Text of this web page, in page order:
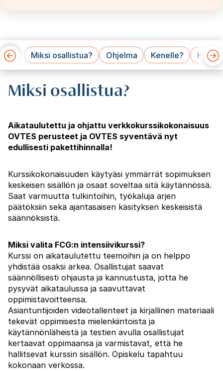
Miksi osallistua? Ohjelma Kenelle? Hinnat
Miksi osallistua?
Aikataulutettu ja ohjattu verkkokurssikokonaisuus
OVTES perusteet ja OVTES syventävä nyt
edullisesti pakettihinnalla!
Kurssikokonaisuuden käytyäsi ymmärrät sopimuksen
keskeisen sisällön ja osaat soveltaa sitä käytännössä.
Saat varmuutta tulkintoihin, työkaluja arjen
päätöksiin sekä ajantasaisen käsityksen keskeisistä
säännöksistä.
Miksi valita FCG:n intensiivikurssi?
Kurssi on aikataulutettu teemoihin ja on helppo
yhdistää osaksi arkea. Osallistujat saavat
säännöllisesti ohjausta ja kannustusta, jotta he
pysyvät aikataulussa ja saavuttavat
oppimistavoitteensa.
Asiantuntijoiden videotallenteet ja kirjallinen materiaali
tekevät oppimisesta mielenkiintoista ja
käytännönläheistä ja testien avulla osallistujat
kertaavat oppimaansa ja varmistavat, että he
hallitsevat kurssin sisällön. Opiskelu tapahtuu
kokonaan verkossa.